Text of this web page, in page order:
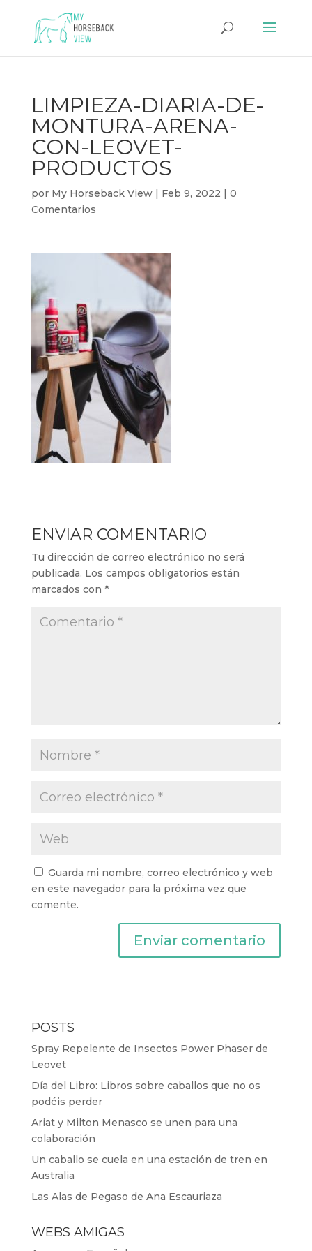
LIMPIEZA-DIARIA-DE-
MONTURA-ARENA-
CON-LEOVET-
PRODUCTOS
por My Horseback View| Feb 9, 2022 | 0
Comentarios
ENVIAR COMENTARIO
Tu dirección de correo electrónico no será
publicada. Los campos obligatorios están
marcados con *
Guarda mi nombre, correo electrónico y web
en este navegador para la próxima vez que
comente.
POSTS
Spray Repelente de Insectos Power Phaser de
Leovet
Día del Libro: Libros sobre caballos que no os
podéis perder
Ariat y Milton Menasco se unen para una
colaboración
Un caballo se cuela en una estación de tren en
Australia
Las Alas de Pegaso de Ana Escauriaza
WEBS AMIGAS